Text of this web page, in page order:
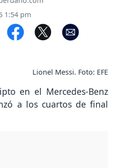
1:54 pm
Lionel Messi. Foto: EFE
en el Mercedes-Benz
a los cuartos de final